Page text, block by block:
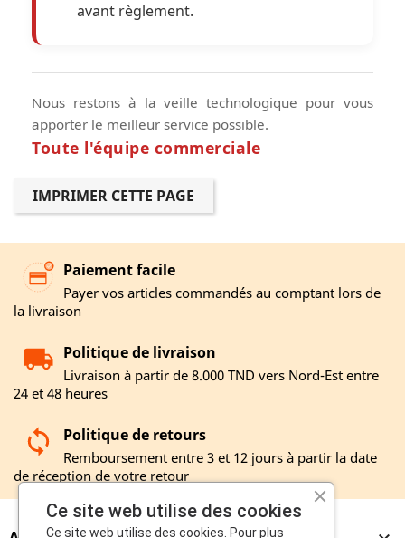
avant règlement.
Nous restons à la veille technologique pour vous
apporter le meilleur service possible.
Toute l'équipe commerciale
Paiement facile
Payer vos articles commandés au comptant lors de
la livraison
Politique de livraison
Livraison à partir de 8.000 TND vers Nord-Est entre
24 et 48 heures
Politique de retours
Remboursement entre 3 et 12 jours à partir la date
de réception de votre retour
Ce site web utilise des cookies
Ce site web utilise des cookies. Pour plus